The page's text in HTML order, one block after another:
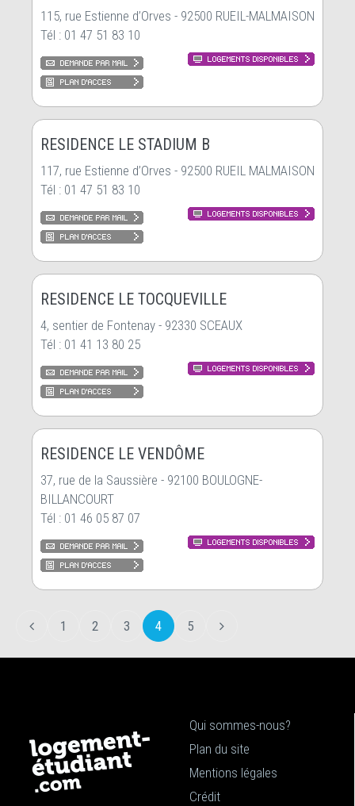
115, rue Estienne d’Orves - 92500 RUEIL-MALMAISON
Tél : 01 47 51 83 10
RESIDENCE LE STADIUM B
117, rue Estienne d’Orves - 92500 RUEIL MALMAISON
Tél : 01 47 51 83 10
RESIDENCE LE TOCQUEVILLE
4, sentier de Fontenay - 92330 SCEAUX
Tél : 01 41 13 80 25
RESIDENCE LE VENDÔME
37, rue de la Saussière - 92100 BOULOGNE-
BILLANCOURT
Tél : 01 46 05 87 07
1 2 3 4 5
Qui sommes-nous?
Plan du site
Mentions légales
Crédit